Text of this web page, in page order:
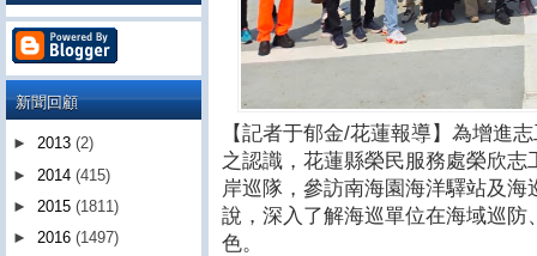
【記者于郁金/花蓮報導】為增進
之認識，花蓮縣榮民服務處榮欣
岸巡隊，參訪南海園海洋驛站及
說，深入了解海巡單位在海域巡
色。
新聞回顧
► 2013 (2)
► 2014 (415)
► 2015 (1811)
► 2016 (1497)